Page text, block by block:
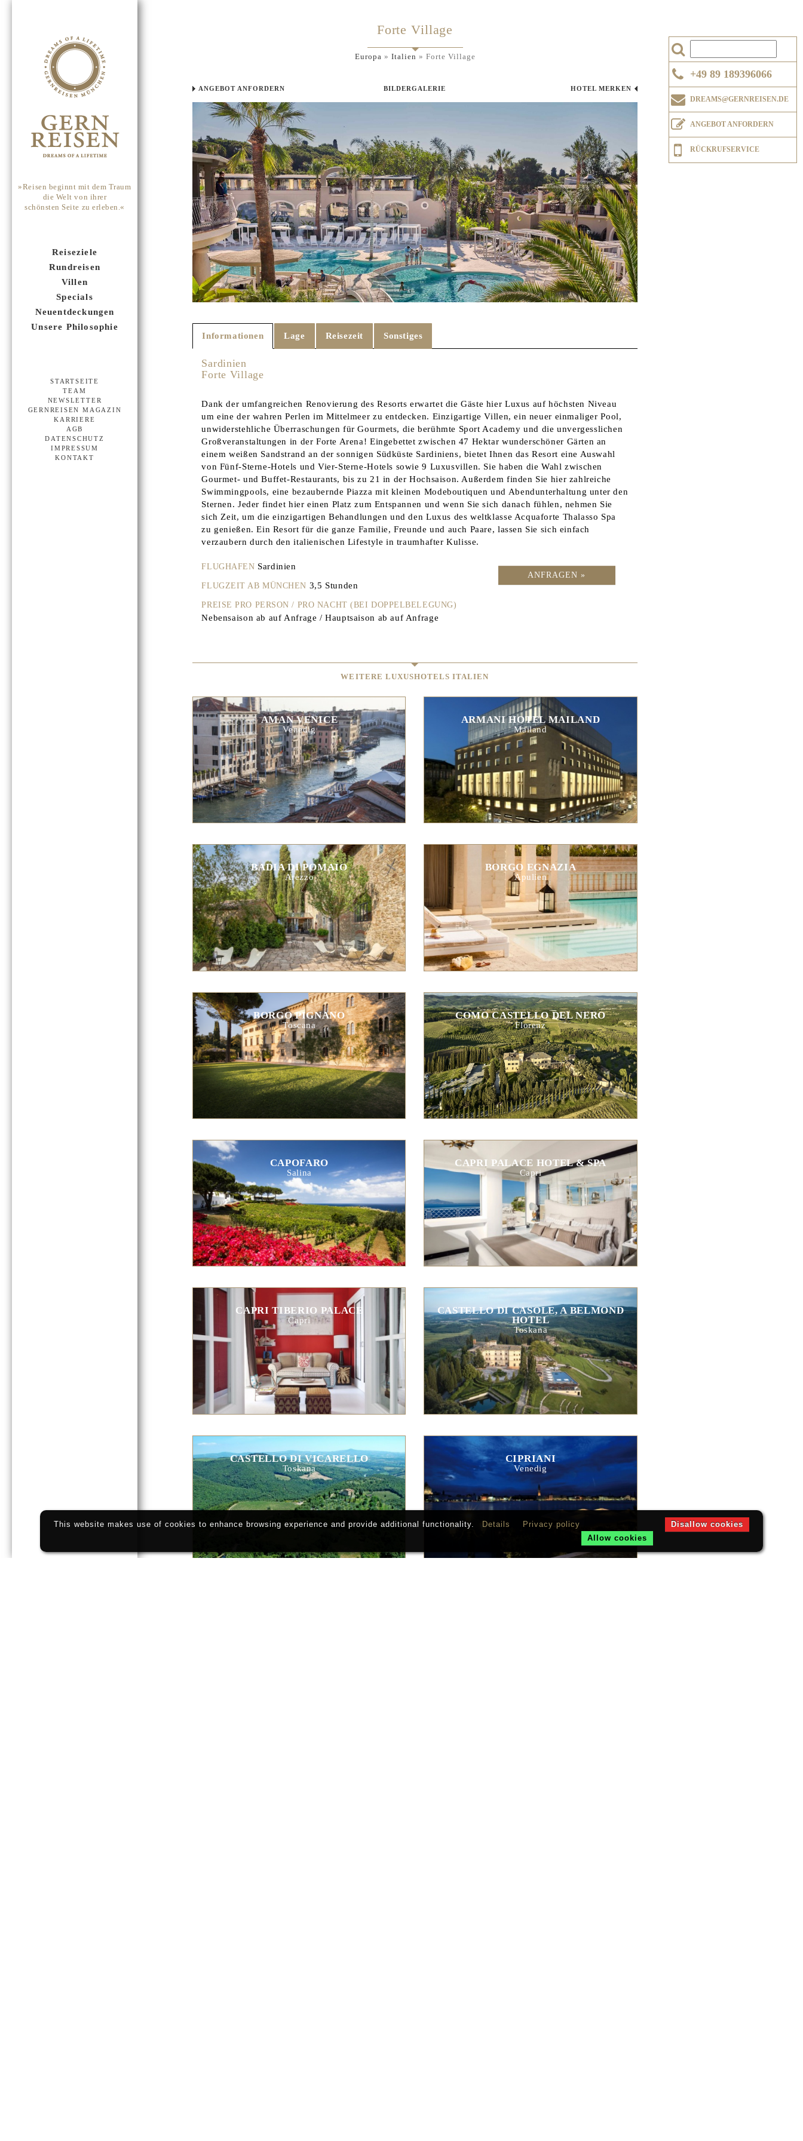
»Reisen beginnt mit dem Traum
die Welt von ihrer
schönsten Seite zu erleben.«
Reiseziele
Rundreisen
Villen
Specials
Neuentdeckungen
Unsere Philosophie
STARTSEITE
TEAM
NEWSLETTER
GERNREISEN MAGAZIN
KARRIERE
AGB
DATENSCHUTZ
IMPRESSUM
KONTAKT
+49 89 189396066
DREAMS@GERNREISEN.DE
ANGEBOT ANFORDERN
RÜCKRUFSERVICE
Forte Village
Europa » Italien » Forte Village
ANGEBOT ANFORDERN BILDERGALERIE HOTEL MERKEN
Informationen Lage Reisezeit Sonstiges
Forte Village
Dank der umfangreichen Renovierung des Resorts erwartet die Gäste hier Luxus auf höchsten Niveau
um eine der wahren Perlen im Mittelmeer zu entdecken. Einzigartige Villen, ein neuer einmaliger Pool,
unwiderstehliche Überraschungen für Gourmets, die berühmte Sport Academy und die unvergesslichen
Großveranstaltungen in der Forte Arena! Eingebettet zwischen 47 Hektar wunderschöner Gärten an
einem weißen Sandstrand an der sonnigen Südküste Sardiniens, bietet Ihnen das Resort eine Auswahl
von Fünf-Sterne-Hotels und Vier-Sterne-Hotels sowie 9 Luxusvillen. Sie haben die Wahl zwischen
Gourmet- und Buffet-Restaurants, bis zu 21 in der Hochsaison. Außerdem finden Sie hier zahlreiche
Swimmingpools, eine bezaubernde Piazza mit kleinen Modeboutiquen und Abendunterhaltung unter den
Sternen. Jeder findet hier einen Platz zum Entspannen und wenn Sie sich danach fühlen, nehmen Sie
sich Zeit, um die einzigartigen Behandlungen und den Luxus des weltklasse Acquaforte Thalasso Spa
zu genießen. Ein Resort für die ganze Familie, Freunde und auch Paare, lassen Sie sich einfach
verzaubern durch den italienischen Lifestyle in traumhafter Kulisse.
FLUGHAFEN Sardinien
FLUGZEIT AB MÜNCHEN 3,5 Stunden
PREISE PRO PERSON / PRO NACHT (BEI DOPPELBELEGUNG)
Nebensaison ab auf Anfrage / Hauptsaison ab auf Anfrage
ANFRAGEN »
WEITERE LUXUSHOTELS ITALIEN
AMAN VENICE
Venedig
ARMANI HOTEL MAILAND
Mailand
BADIA DI POMAIO
Arezzo
BORGO EGNAZIA
Apulien
BORGO PIGNANO
Toscana
COMO CASTELLO DEL NERO
Florenz
CAPOFARO
Salina
CAPRI PALACE HOTEL & SPA
Capri
CAPRI TIBERIO PALACE
Capri
CASTELLO DI CASOLE, A BELMOND
HOTEL
Toskana
CASTELLO DI VICARELLO
Toskana
CIPRIANI
Venedig
This website makes use of cookies to enhance browsing experience and provide additional functionality. Details Privacy policy
Disallow cookies
Allow cookies